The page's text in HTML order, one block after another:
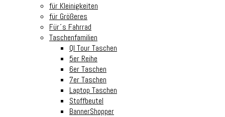
für Kleinigkeiten
für Größeres
Für´s Fahrrad
Taschenfamilien
Ql Tour Taschen
5er Reihe
6er Taschen
7er Taschen
Laptop Taschen
Stoffbeutel
BannerShopper